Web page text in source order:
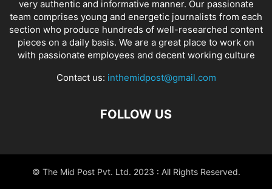
very authentic and informative manner. Our passionate
team comprises young and energetic journalists from each
section who produce hundreds of well-researched content
pieces on a daily basis. We are a great place to work on
with passionate employees and decent working culture
Contact us: inthemidpost@gmail.com
FOLLOW US
© The Mid Post Pvt. Ltd. 2023 : All Rights Reserved.